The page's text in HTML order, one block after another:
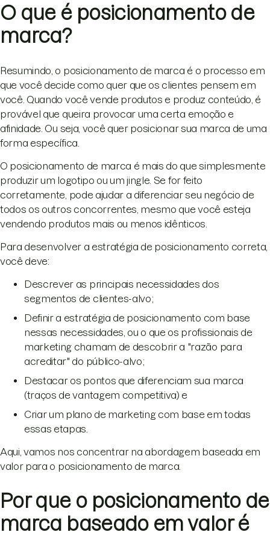
O que é posicionamento de
marca?
Resumindo, o posicionamento de marca é o processo em
que você decide como quer que os clientes pensem em
você. Quando você vende produtos e produz conteúdo, é
provável que queira provocar uma certa emoção e
afinidade. Ou seja, você quer posicionar sua marca de uma
forma específica.
O posicionamento de marca é mais do que simplesmente
produzir um logotipo ou um jingle. Se for feito
corretamente, pode ajudar a diferenciar seu negócio de
todos os outros concorrentes, mesmo que você esteja
vendendo produtos mais ou menos idênticos.
Para desenvolver a estratégia de posicionamento correta,
você deve:
Descrever as principais necessidades dos
segmentos de clientes-alvo;
Definir a estratégia de posicionamento com base
nessas necessidades, ou o que os profissionais de
marketing chamam de descobrir a "razão para
acreditar" do público-alvo;
Destacar os pontos que diferenciam sua marca
(traços de vantagem competitiva) e
Criar um plano de marketing com base em todas
essas etapas.
Aqui, vamos nos concentrar na abordagem baseada em
valor para o posicionamento de marca.
Por que o posicionamento de
marca baseado em valor é